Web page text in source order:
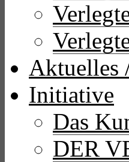
Aktuelles
Initiative
Das
DER